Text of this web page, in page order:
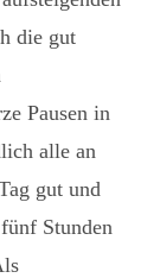
die gut
Pausen in
alle an
gut und
Stunden